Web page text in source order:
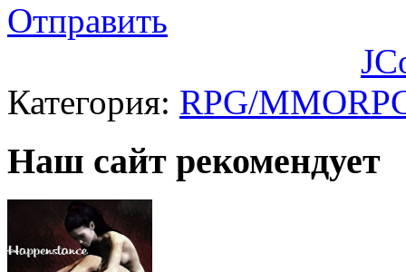
Отправить
Категория: RPG/
Наш сайт рекомендует